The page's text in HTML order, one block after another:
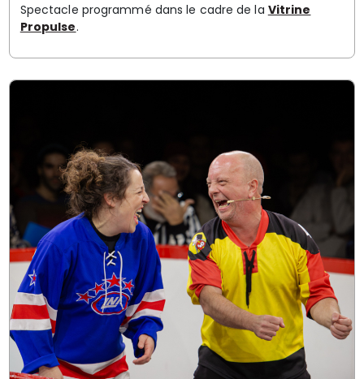
Spectacle programmé dans le cadre de la Vitrine
Propulse.